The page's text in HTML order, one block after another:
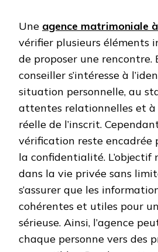
Une agence matrimoniale
vérifier plusieurs éléments
de proposer une rencontre.
conseiller s’intéresse à
situation personnelle, au
attentes relationnelles et
réelle de l’inscrit.
vérification reste encadrée
la confidentialité. L’objectif
dans la vie privée sans
s’assurer que les
cohérentes et utiles pour
sérieuse. Ainsi, l’agence
chaque personne vers des